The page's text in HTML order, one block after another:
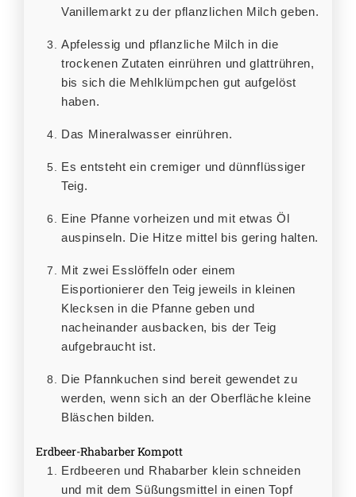
Vanillemarkt zu der pflanzlichen Milch geben.
Apfelessig und pflanzliche Milch in die
trockenen Zutaten einrühren und glattrühren,
bis sich die Mehlklümpchen gut aufgelöst
haben.
Das Mineralwasser einrühren.
Es entsteht ein cremiger und dünnflüssiger
Teig.
Eine Pfanne vorheizen und mit etwas Öl
auspinseln. Die Hitze mittel bis gering halten.
Mit zwei Esslöffeln oder einem
Eisportionierer den Teig jeweils in kleinen
Klecksen in die Pfanne geben und
nacheinander ausbacken, bis der Teig
aufgebraucht ist.
Die Pfannkuchen sind bereit gewendet zu
werden, wenn sich an der Oberfläche kleine
Bläschen bilden.
Erdbeer-Rhabarber Kompott
Erdbeeren und Rhabarber klein schneiden
und mit dem Süßungsmittel in einen Topf